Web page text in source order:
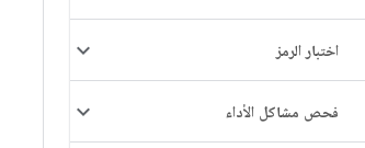
اختبار الرمز
فحص مشاكل الأداء